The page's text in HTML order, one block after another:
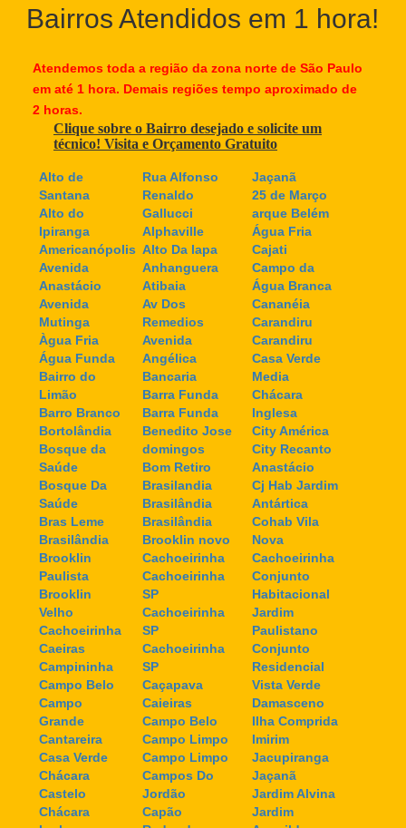
Bairros Atendidos em 1 hora!
Atendemos toda a região da zona norte de São Paulo
em até 1 hora. Demais regiões tempo aproximado de
2 horas.
Clique sobre o Bairro desejado e solicite um
técnico! Visita e Orçamento Gratuito
Alto de
Santana
Alto do
Ipiranga
Americanópolis
Avenida
Anastácio
Avenida
Mutinga
Àgua Fria
Água Funda
Bairro do
Limão
Barro Branco
Bortolândia
Bosque da
Saúde
Bosque Da
Saúde
Bras Leme
Brasilândia
Brooklin
Paulista
Brooklin
Velho
Cachoeirinha
Caeiras
Campininha
Campo Belo
Campo
Grande
Cantareira
Casa Verde
Chácara
Castelo
Chácara
Rua Alfonso
Renaldo
Gallucci
Alphaville
Alto Da lapa
Anhanguera
Atibaia
Av Dos
Remedios
Avenida
Angélica
Bancaria
Barra Funda
Barra Funda
Benedito Jose
domingos
Bom Retiro
Brasilandia
Brasilândia
Brasilândia
Brooklin novo
Cachoeirinha
Cachoeirinha
SP
Cachoeirinha
SP
Cachoeirinha
SP
Caçapava
Caieiras
Campo Belo
Campo Limpo
Campo Limpo
Campos Do
Jordão
Capão
Jaçanã
25 de Março
arque Belém
Água Fria
Cajati
Campo da
Água Branca
Cananéia
Carandiru
Carandiru
Casa Verde
Media
Chácara
Inglesa
City América
City Recanto
Anastácio
Cj Hab Jardim
Antártica
Cohab Vila
Nova
Cachoeirinha
Conjunto
Habitacional
Jardim
Paulistano
Conjunto
Residencial
Vista Verde
Damasceno
Ilha Comprida
Imirim
Jacupiranga
Jaçanã
Jardim Alvina
Jardim